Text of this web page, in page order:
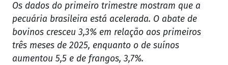
Os dados do primeiro trimestre mostram que a
pecuária brasileira está acelerada. O abate de
bovinos cresceu 3,3% em relação aos primeiros
três meses de 2025, enquanto o de suínos
aumentou 5,5 e de frangos, 3,7%.